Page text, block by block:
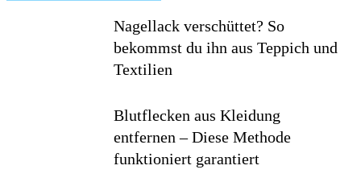
Nagellack verschüttet? So
bekommst du ihn aus Teppich und
Textilien
Blutflecken aus Kleidung
entfernen – Diese Methode
funktioniert garantiert